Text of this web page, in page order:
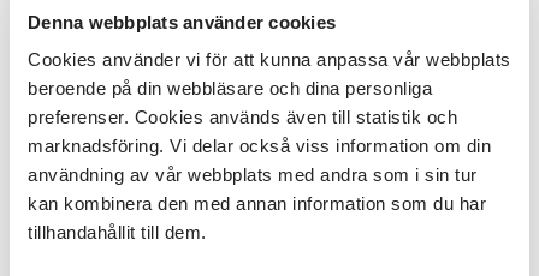
Denna webbplats använder cookies
Cookies använder vi för att kunna anpassa vår webbplats
beroende på din webbläsare och dina personliga
preferenser. Cookies används även till statistik och
marknadsföring. Vi delar också viss information om din
användning av vår webbplats med andra som i sin tur
kan kombinera den med annan information som du har
tillhandahållit till dem.